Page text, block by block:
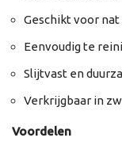
Geschikt voor
Eenvoudig te
Slijtvast en
Verkrijgbaar in
Voordelen